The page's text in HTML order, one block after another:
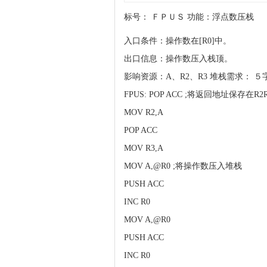
标号： ＦＰＵＳ 功能：浮点数压栈
入口条件：操作数在[R0]中。
出口信息：操作数压入栈顶。
影响资源：A、R2、R3 堆栈需求： ５
FPUS: POP ACC ;将返回地址保存在
MOV R2,A
POP ACC
MOV R3,A
MOV A,@R0 ;将操作数压入堆栈
PUSH ACC
INC R0
MOV A,@R0
PUSH ACC
INC R0